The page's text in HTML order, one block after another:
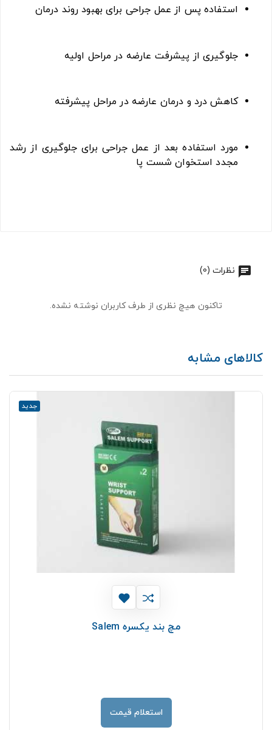
استفاده پس از عمل جراحی برای بهبود روند درمان
جلوگیری از پیشرفت عارضه در مراحل اولیه
کاهش درد و درمان عارضه در مراحل پیشرفته
مورد استفاده بعد از عمل جراحی برای جلوگیری از رشد
مجدد استخوان شست پا
نظرات (0)
تاکنون هیچ نظری از طرف کاربران نوشته نشده.
کالاهای مشابه
جدید
مچ بند يكسره Salem
استعلام قیمت